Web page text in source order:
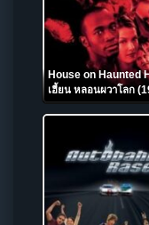
House on Haunted
เฮี้ยน หลอนผวาโลก